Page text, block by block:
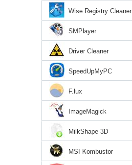
Wise Registry Cleaner
SMPlayer
Driver Cleaner
SpeedUpMyPC
F.lux
ImageMagick
MilkShape 3D
MSI Kombustor